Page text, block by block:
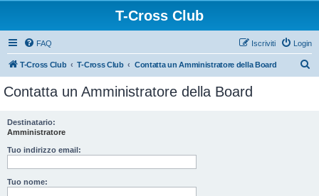
T-Cross Club
FAQ Login
Iscriviti
T-Cross Club T-Cross Club Contatta un Amministratore della Board
Contatta un Amministratore della Board
Destinatario:
Amministratore
Tuo indirizzo email:
Tuo nome: